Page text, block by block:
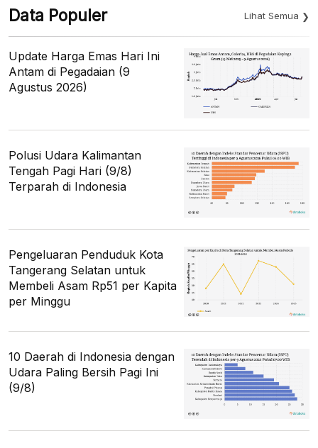
Data Populer Lihat Semua
Update Harga Emas Hari Ini
Antam di Pegadaian (9
Agustus 2026)
Polusi Udara Kalimantan
Tengah Pagi Hari (9/8)
Terparah di Indonesia
Pengeluaran Penduduk Kota
Tangerang Selatan untuk
Membeli Asam Rp51 per Kapita
per Minggu
10 Daerah di Indonesia dengan
Udara Paling Bersih Pagi Ini
(9/8)